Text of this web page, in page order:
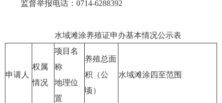
监督举报电话：0714-6288392
水域滩涂养殖证申办基本情况公示表
申请人
权属
情况
项目名
称
地理位
置
养殖总面
积（公
顷）
水域滩涂四至范围